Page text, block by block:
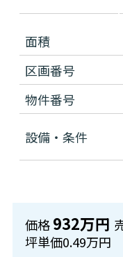
面積
区画番号
物件番号
設備・条件
価格932万円
坪単価0.49万円